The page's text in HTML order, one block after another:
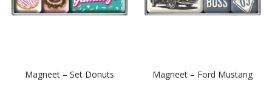
Magneet – Set Donuts Magneet – Ford Mustang